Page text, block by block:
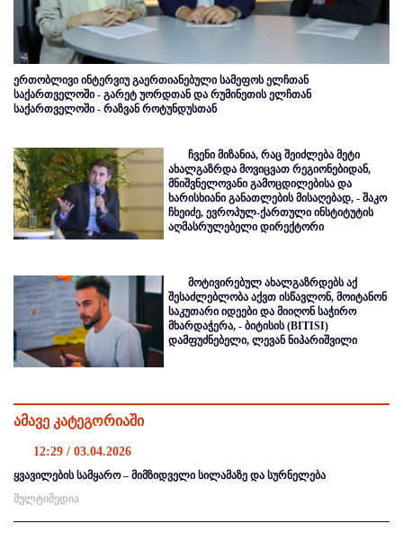
ერთობლივი ინტერვიუ გაერთიანებული სამეფოს ელჩთან
საქართველოში - გარეტ უორდთან და რუმინეთის ელჩთან
საქართველოში - რაზვან როტუნდუსთან
ჩვენი მიზანია, რაც შეიძლება მეტი
ახალგაზრდა მოვიცვათ რეგიონებიდან,
მნიშვნელოვანი გამოცდილებისა და
ხარისხიანი განათლების მისაღებად, - შაკო
ჩხეიძე, ევროპულ-ქართული ინსტიტუტის
აღმასრულებელი დირექტორი
მოტივირებულ ახალგაზრდებს აქ
შესაძლებლობა აქვთ ისწავლონ, მოიტანონ
საკუთარი იდეები და მიიღონ საჭირო
მხარდაჭერა, - ბიტისის (BITISI)
დამფუძნებელი, ლევან ნიპარიშვილი
ამავე კატეგორიაში
12:29 / 03.04.2026
ყვავილების სამყარო – მიმზიდველი სილამაზე და სურნელება
მულტიმედია